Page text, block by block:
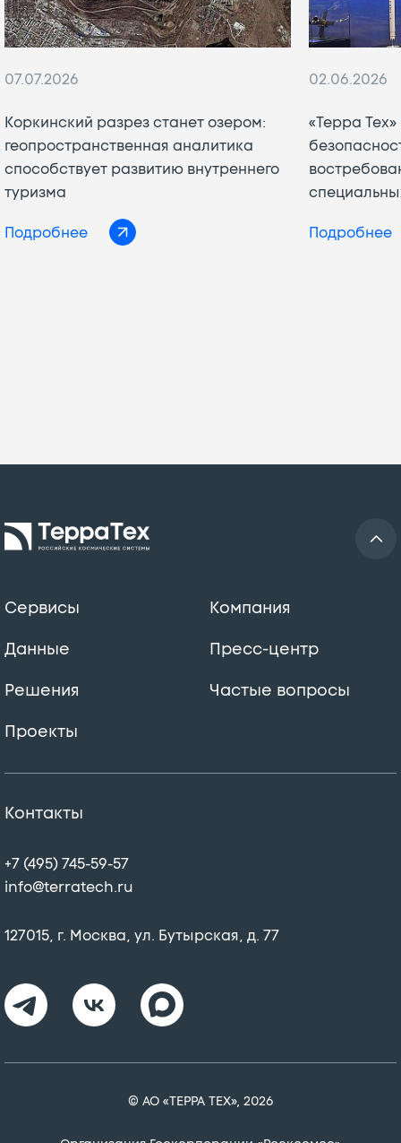
07.07.2026
Коркинский разрез станет озером:
геопространственная аналитика
способствует развитию внутреннего
туризма
Подробнее
02.06.2026
«Терра
Подробнее
Сервисы
Данные
Решения
Проекты
Компания
Пресс-центр
Частые вопросы
Контакты
+7 (495) 745-59-57
info@terratech.ru
127015, г. Москва, ул. Бутырская, д. 77
© АО «ТЕРРА ТЕХ», 2026